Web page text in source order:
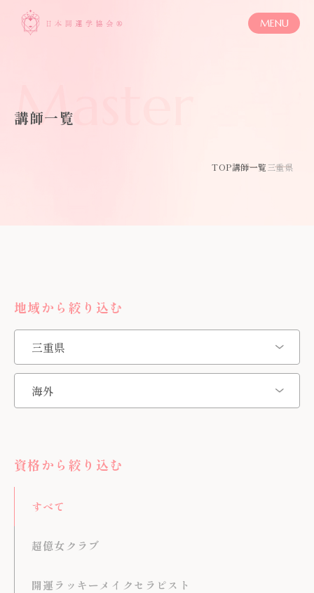
MENU
Master
講師一覧
TOP講師一覧 三重県
地域から絞り込む
資格から絞り込む
すべて
超億女クラブ
開運ラッキーメイクセラピスト